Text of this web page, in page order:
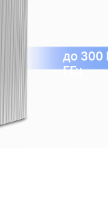
до 300
ГГц